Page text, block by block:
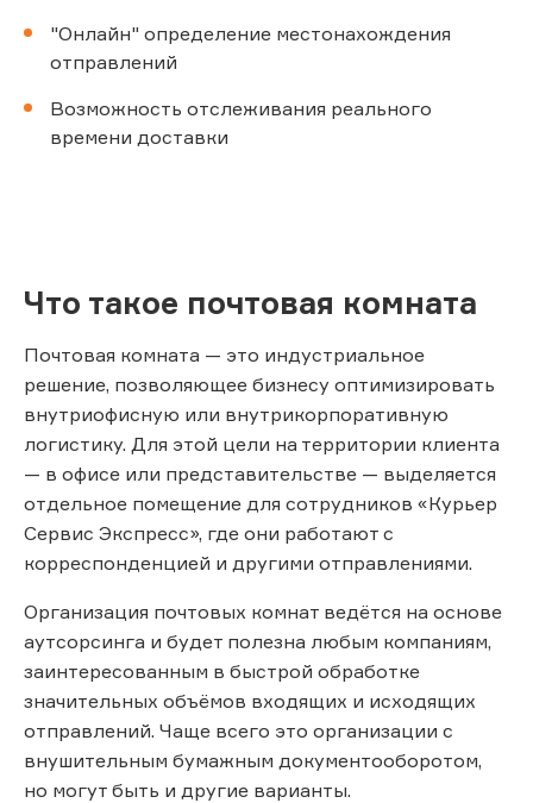
"Онлайн" определение местонахождения
отправлений
Возможность отслеживания реального
времени доставки
Что такое почтовая комната
Почтовая комната — это индустриальное
решение, позволяющее бизнесу оптимизировать
внутриофисную или внутрикорпоративную
логистику. Для этой цели на территории клиента
— в офисе или представительстве — выделяется
отдельное помещение для сотрудников «Курьер
Сервис Экспресс», где они работают с
корреспонденцией и другими отправлениями.
Организация почтовых комнат ведётся на основе
аутсорсинга и будет полезна любым компаниям,
заинтересованным в быстрой обработке
значительных объёмов входящих и исходящих
отправлений. Чаще всего это организации с
внушительным бумажным документооборотом,
но могут быть и другие варианты.